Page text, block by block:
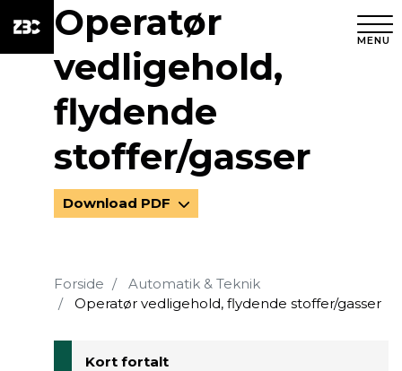
MENU
Operatør
vedligehold,
flydende
stoffer/gasser
Download PDF
Forside
Automatik & Teknik
Operatør vedligehold, flydende stoffer/gasser
Kort fortalt